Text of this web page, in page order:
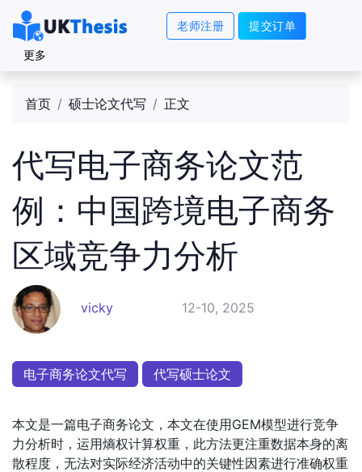
老师注册 提交订单
更多
首页 硕士论文代写 正文
代写电子商务论文范
例：中国跨境电子商务
区域竞争力分析
vicky 12-10, 2025
电子商务论文代写 代写硕士论文
本文是一篇电子商务论文，本文在使用GEM模型进行竞争
力分析时，运用熵权计算权重，此方法更注重数据本身的离
散程度，无法对实际经济活动中的关键性因素进行准确权重